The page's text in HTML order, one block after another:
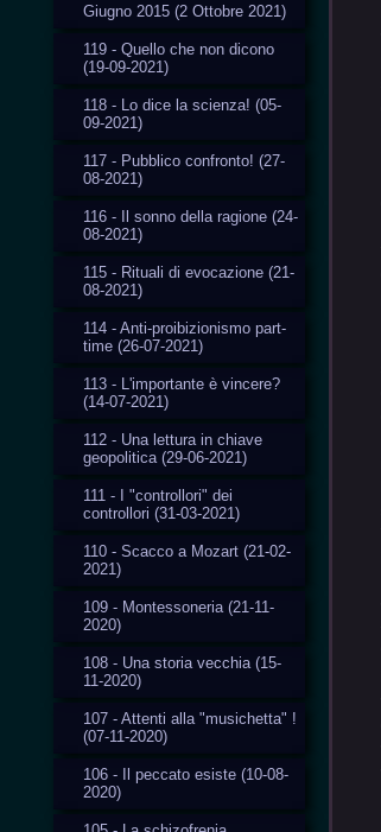
Giugno 2015 (2 Ottobre 2021)
119 - Quello che non dicono
(19-09-2021)
118 - Lo dice la scienza! (05-
09-2021)
117 - Pubblico confronto! (27-
08-2021)
116 - Il sonno della ragione (24-
08-2021)
115 - Rituali di evocazione (21-
08-2021)
114 - Anti-proibizionismo part-
time (26-07-2021)
113 - L'importante è vincere?
(14-07-2021)
112 - Una lettura in chiave
geopolitica (29-06-2021)
111 - I "controllori" dei
controllori (31-03-2021)
110 - Scacco a Mozart (21-02-
2021)
109 - Montessoneria (21-11-
2020)
108 - Una storia vecchia (15-
11-2020)
107 - Attenti alla "musichetta" !
(07-11-2020)
106 - Il peccato esiste (10-08-
2020)